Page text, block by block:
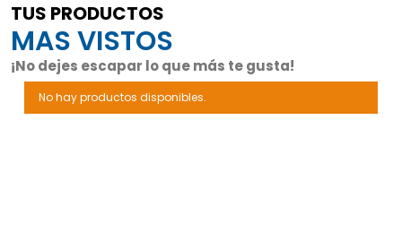
TUS PRODUCTOS
MAS VISTOS
¡No dejes escapar lo que más te gusta!
No hay productos disponibles.